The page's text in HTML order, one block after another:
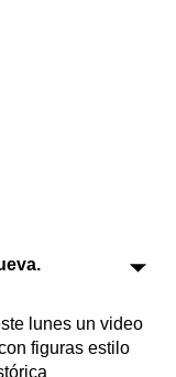
lunes un video
figuras estilo